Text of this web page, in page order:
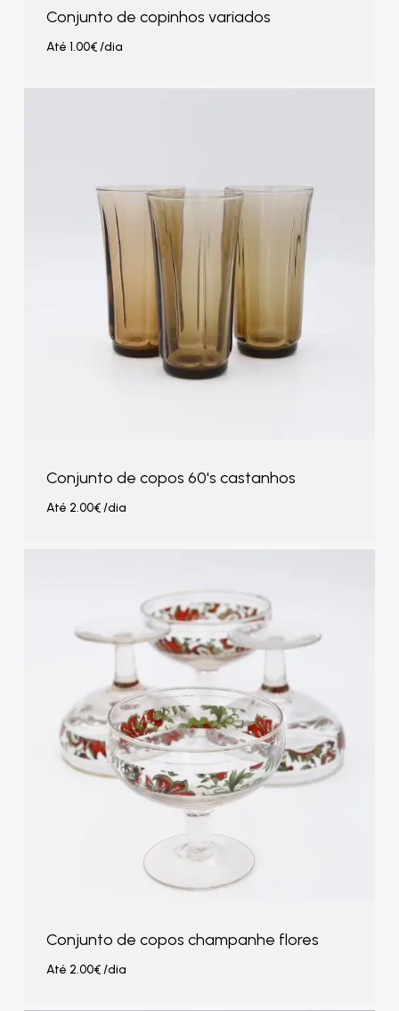
Conjunto de copinhos variados
Até 1.00€/dia
Conjunto de copos 60's castanhos
Até 2.00€/dia
Conjunto de copos champanhe flores
Até 2.00€/dia